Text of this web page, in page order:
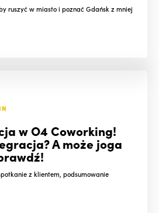
ruszyć w miasto i poznać Gdańsk z mniej
w O4 Coworking!
A może joga
z klientem, podsumowanie